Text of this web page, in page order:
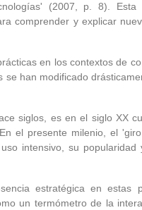
(2007, p. 8). Esta
comprender y explicar
en los contextos de
han modificado
siglos, es en el siglo XX
el presente milenio, el
intensivo, su
estratégica en estas
un termómetro de la